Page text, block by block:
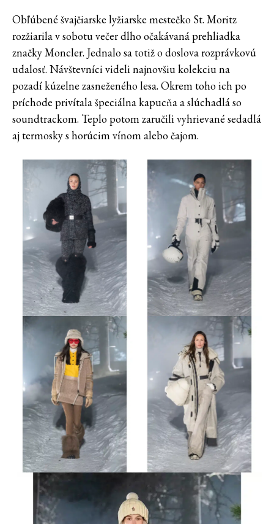
Obľúbené švajčiarske lyžiarske mestečko St. Moritz
rozžiarila v sobotu večer dlho očakávaná prehliadka
značky Moncler. Jednalo sa totiž o doslova rozprávkovú
udalosť. Návštevníci videli najnovšiu kolekciu na
pozadí kúzelne zasneženého lesa. Okrem toho ich po
príchode privítala špeciálna kapucňa a slúchadlá so
soundtrackom. Teplo potom zaručili vyhrievané sedadlá
aj termosky s horúcim vínom alebo čajom.